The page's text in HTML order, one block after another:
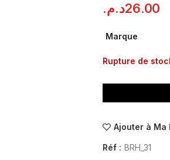
26.00د.م.
Marque
Rupture de
Ajouter à Ma
Réf : BRH_31